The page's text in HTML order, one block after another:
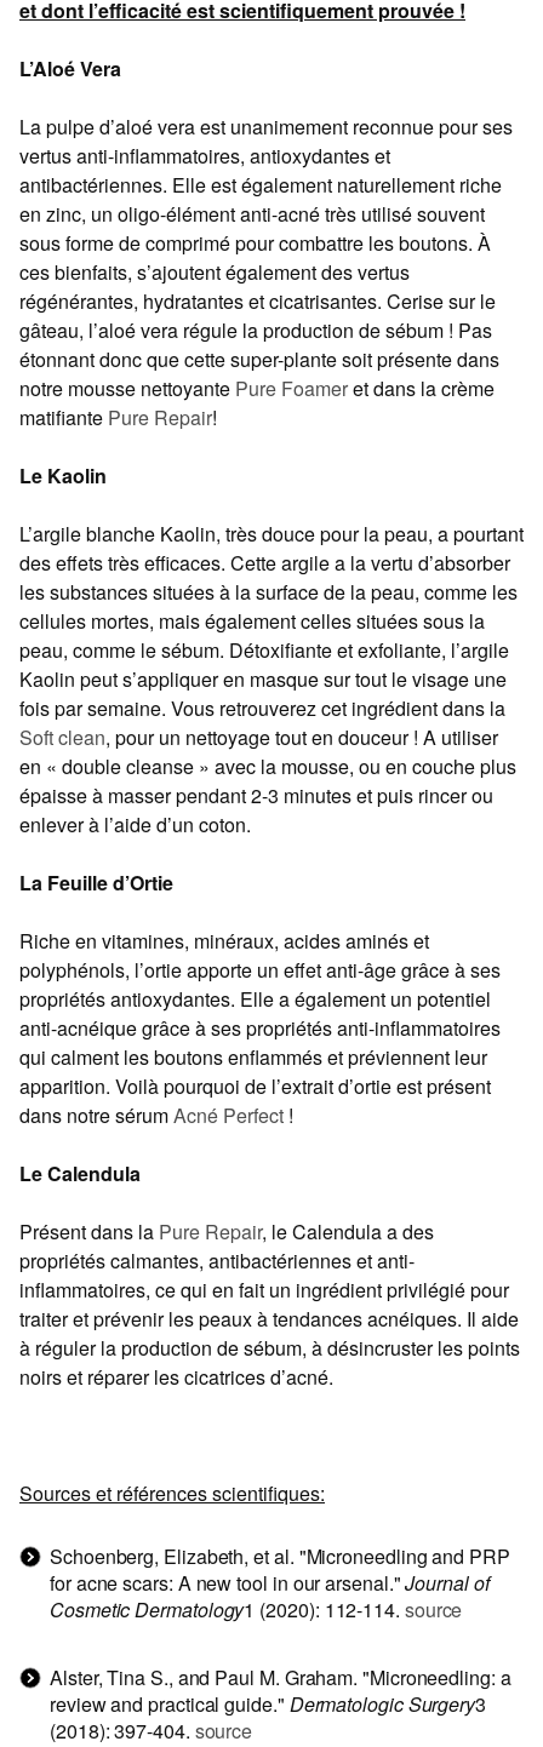
et dont l’efficacité est scientifiquement prouvée !
L’Aloé Vera
La pulpe d’aloé vera est unanimement reconnue pour ses
vertus anti-inflammatoires, antioxydantes et
antibactériennes. Elle est également naturellement riche
en zinc, un oligo-élément anti-acné très utilisé souvent
sous forme de comprimé pour combattre les boutons. À
ces bienfaits, s’ajoutent également des vertus
régénérantes, hydratantes et cicatrisantes. Cerise sur le
gâteau, l’aloé vera régule la production de sébum ! Pas
étonnant donc que cette super-plante soit présente dans
notre mousse nettoyante Pure Foameret dans la crème
matifiante Pure Repair!
Le Kaolin
L’argile blanche Kaolin, très douce pour la peau, a pourtant
des effets très efficaces. Cette argile a la vertu d’absorber
les substances situées à la surface de la peau, comme les
cellules mortes, mais également celles situées sous la
peau, comme le sébum. Détoxifiante et exfoliante, l’argile
Kaolin peut s’appliquer en masque sur tout le visage une
fois par semaine. Vous retrouverez cet ingrédient dans la
Soft clean, pour un nettoyage tout en douceur ! A utiliser
en « double cleanse » avec la mousse, ou en couche plus
épaisse à masser pendant 2-3 minutes et puis rincer ou
enlever à l’aide d’un coton.
La Feuille d’Ortie
Riche en vitamines, minéraux, acides aminés et
polyphénols, l’ortie apporte un effet anti-âge grâce à ses
propriétés antioxydantes. Elle a également un potentiel
anti-acnéique grâce à ses propriétés anti-inflammatoires
qui calment les boutons enflammés et préviennent leur
apparition. Voilà pourquoi de l’extrait d’ortie est présent
dans notre sérumAcné Perfect !
Le Calendula
Présent dans la Pure Repair, le Calendula a des
propriétés calmantes, antibactériennes et anti-
inflammatoires, ce qui en fait un ingrédient privilégié pour
traiter et prévenir les peaux à tendances acnéiques. Il aide
à réguler la production de sébum, à désincruster les points
noirs et réparer les cicatrices d’acné.
Sources et références scientifiques:
Schoenberg, Elizabeth, et al. "Microneedling and PRP
for acne scars: A new tool in our arsenal."Journal of
Cosmetic Dermatology1 (2020): 112-114. source
Alster, Tina S., and Paul M. Graham. "Microneedling: a
review and practical guide." Dermatologic Surgery3
(2018): 397-404. source